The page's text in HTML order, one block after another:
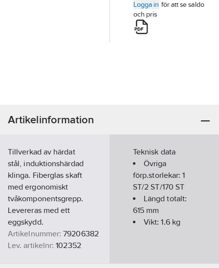
Logga in för att se saldo
och pris
Artikelinformation
Tillverkad av härdat
stål, induktionshärdad
klinga. Fiberglas skaft
med ergonomiskt
tvåkomponentsgrepp.
Levereras med ett
eggskydd.
Artikelnummer: 79206382
Lev. artikelnr: 102352
3394661023520
Teknisk data
Övriga
förp.storlekar:1
ST/2 ST/170 ST
Längd totalt:
615 mm
Vikt:1.6kg